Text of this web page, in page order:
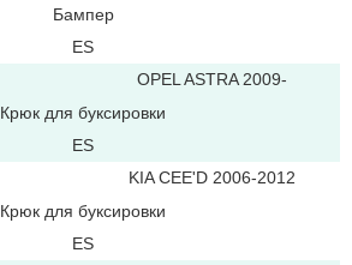
Бампер
ES
OPEL ASTRA 2009-
Крюк для буксировки
ES
KIA CEE'D 2006-2012
Крюк для буксировки
ES